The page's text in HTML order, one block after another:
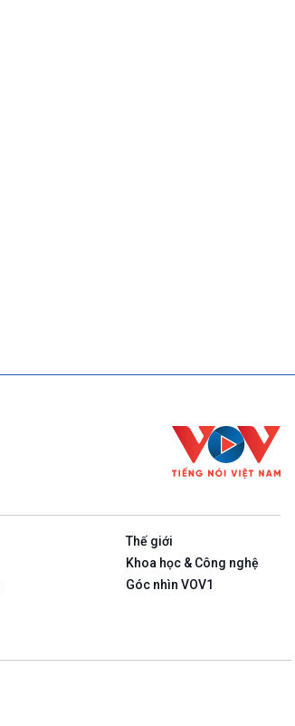
Thế giới
Khoa học & Công nghệ
Góc nhìn VOV1